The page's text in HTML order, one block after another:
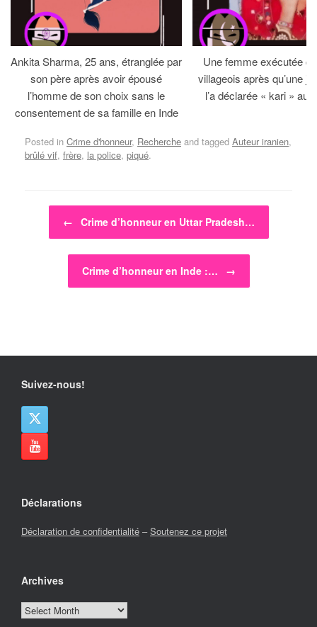
Ankita Sharma, 25 ans, étranglée par
son père après avoir épousé
l’homme de son choix sans le
consentement de sa famille en Inde
Une femme exécutée
villageois après qu’une
l’a déclarée « kari » au
Posted in Crime d'honneur, Recherche and tagged Auteur iranien,
brûlé vif, frère, la police, piqué.
Post navigation
← Crime d’honneur en Uttar Pradesh…
Crime d’honneur en Inde :… →
Suivez-nous!
Déclarations
Déclaration de confidentialité –Soutenez ce projet
Archives
Archives